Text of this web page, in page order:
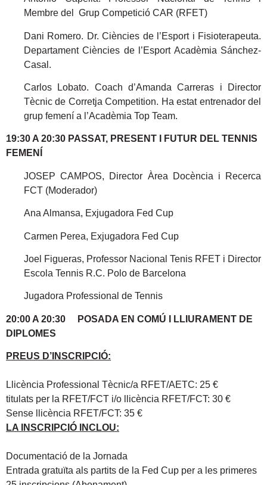
Membre del Grup Competició CAR (RFET)
Dani Romero. Dr. Ciències de l’Esport i Fisioterapeuta.
Departament Ciències de l’Esport Acadèmia Sánchez-
Casal.
Carlos Lobato. Coach d’Amanda Carreras i Director
Tècnic de Corretja Competition. Ha estat entrenador del
grup femení a l’Acadèmia Top Team.
19:30 A 20:30 PASSAT, PRESENT I FUTUR DEL TENNIS
FEMENÍ
JOSEP CAMPOS, Director Àrea Docència i Recerca
FCT (Moderador)
Ana Almansa, Exjugadora Fed Cup
Carmen Perea, Exjugadora Fed Cup
Joel Figueras, Professor Nacional Tenis RFET i Director
Escola Tennis R.C. Polo de Barcelona
Jugadora Professional de Tennis
20:00 A 20:30 POSADA EN COMÚ I LLIURAMENT DE
DIPLOMES
PREUS D’INSCRIPCIÓ:
Llicència Professional Tècnic/a RFET/AETC: 25 €
titulats per la RFET/FCT i/o llicència RFET/FCT: 30 €
Sense llicència RFET/FCT: 35 €
LA INSCRIPCIÓ INCLOU:
Documentació de la Jornada
Entrada gratuïta als partits de la Fed Cup per a les primeres